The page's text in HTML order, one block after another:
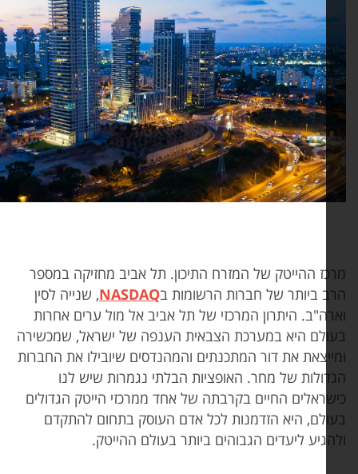
ההייטק של המזרח התיכון. תל אביב מחזיקה במספר
ביותר של חברות הרשומות בNASDAQ, שנייה לסין
היתרון המרכזי של תל אביב אל מול ערים אחרות
היא במערכת הצבאית הענפה של ישראל, שמכשירה
את דור המתכנתים והמהנדסים שיובילו את החברות
של מחר. האופציות הבלתי נגמרות שיש לנו
החיים בקרבתה של אחד ממרכזי הייטק הגדולים
היא הזדמנות לכל אדם העוסק בתחום להתקדם
ליעדים הגבוהים ביותר בעולם ההייטק.